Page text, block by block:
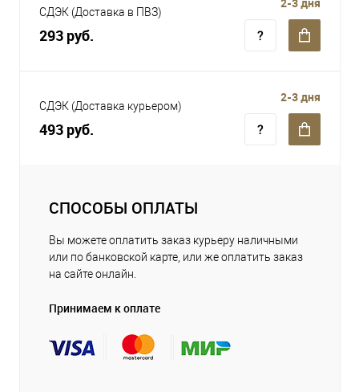
СДЭК (Доставка в ПВЗ)
293 руб.
СДЭК (Доставка курьером)
493 руб.
2-3 дня
СПОСОБЫ ОПЛАТЫ
Вы можете оплатить заказ курьеру наличными
или по банковской карте, или же оплатить заказ
на сайте онлайн.
Принимаем к оплате